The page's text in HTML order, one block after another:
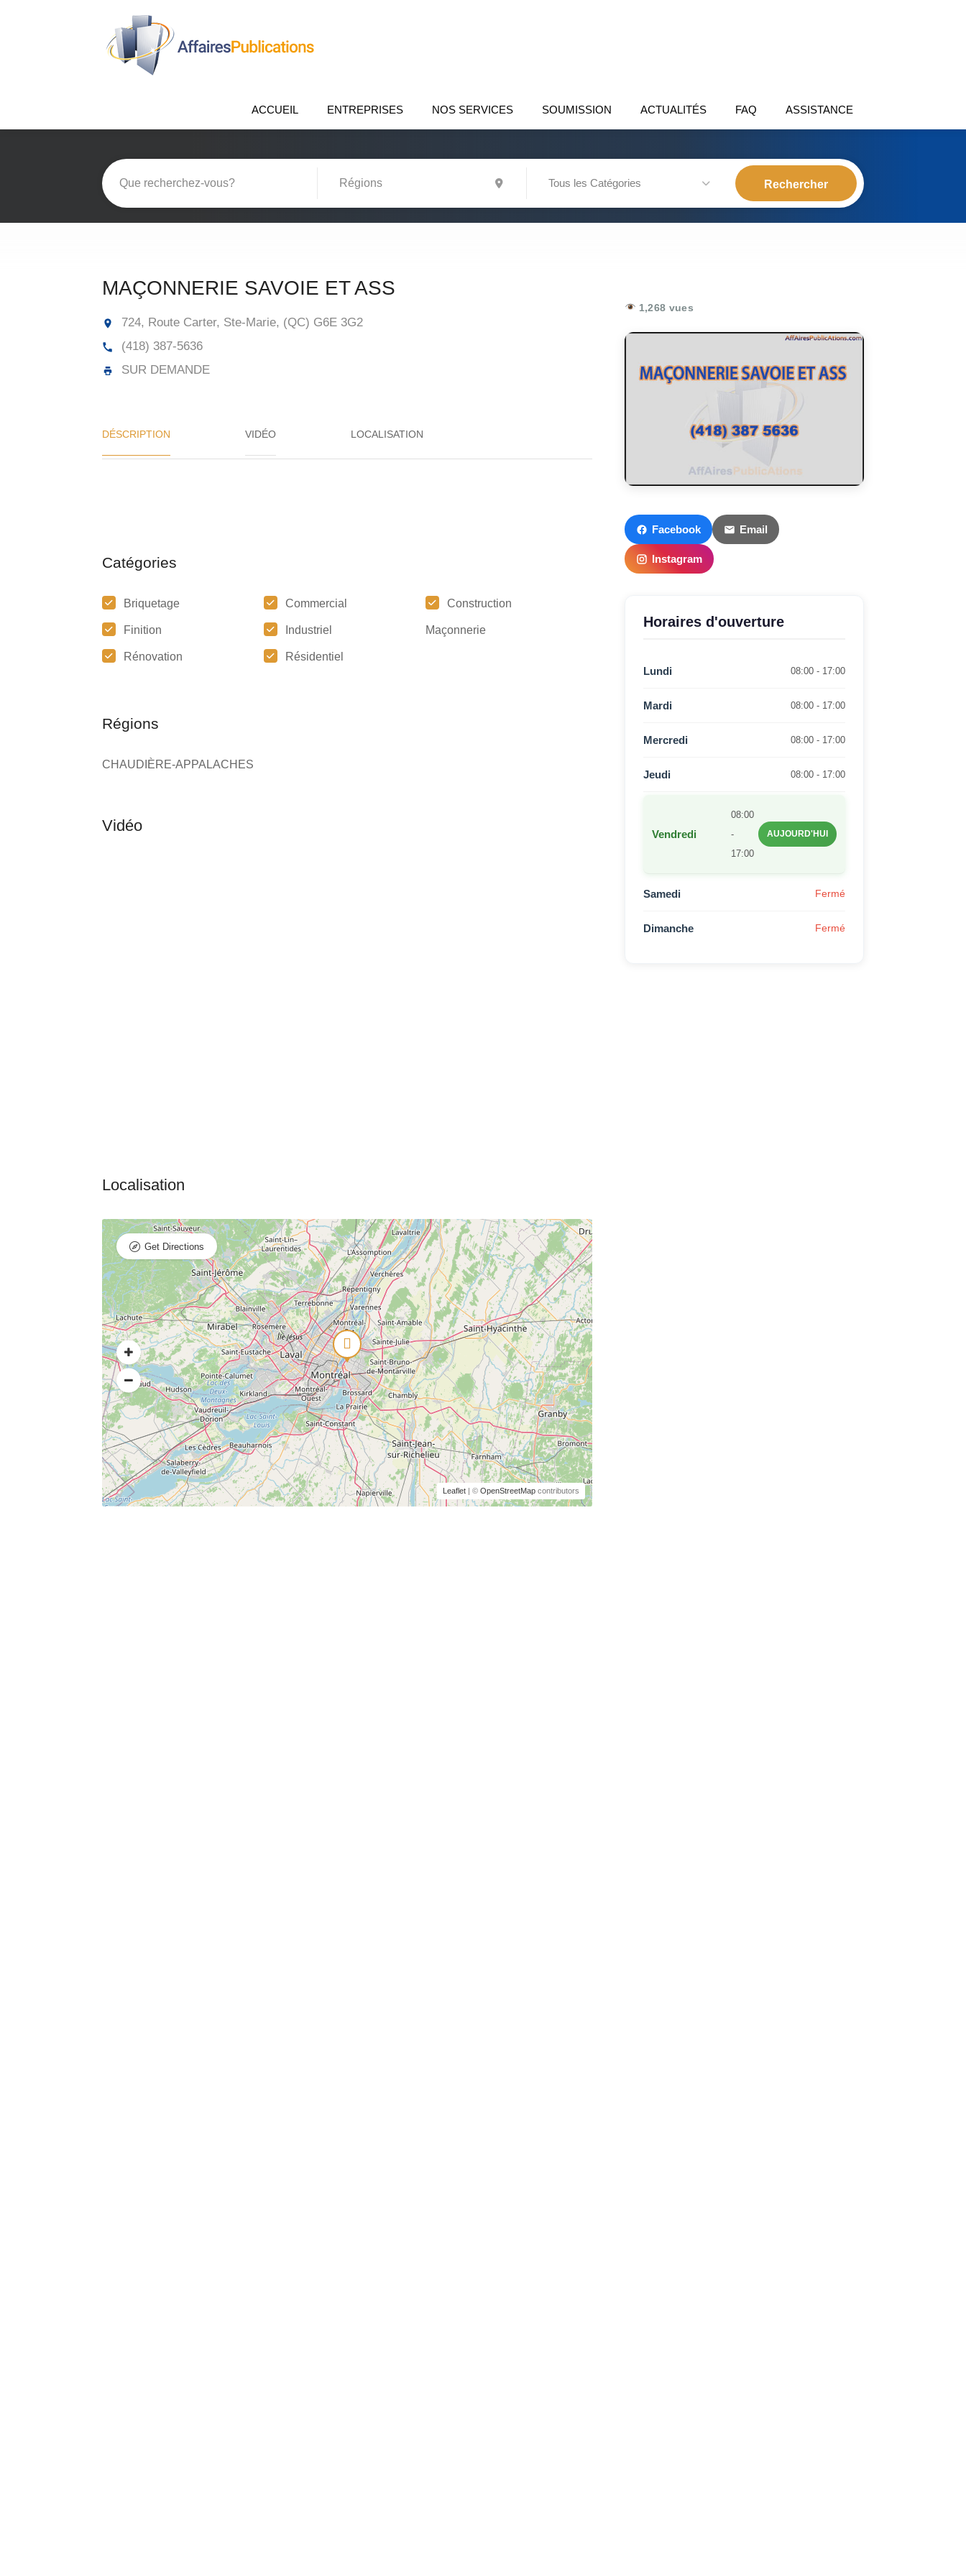
ACCUEIL ENTREPRISES NOS SERVICES SOUMISSION ACTUALITÉS FAQ ASSISTANCE
Tous les Catégories
MAÇONNERIE SAVOIE ET ASS
724, Route Carter, Ste-Marie, (QC) G6E 3G2
(418) 387-5636
SUR DEMANDE
DÉSCRIPTION VIDÉO
Catégories
Briquetage Commercial Construction
Finition Industriel Maçonnerie
Rénovation Résidentiel
Régions
CHAUDIÈRE-APPALACHES
Leaflet| © OpenStreetMapcontributors
Get Directions
1,268 vues
Facebook Email
Instagram
Horaires d'ouverture
Lundi 08:00 - 17:00
Mardi 08:00 - 17:00
Mercredi 08:00 - 17:00
Jeudi 08:00 - 17:00
Vendredi
08:00
-
17:00
AUJOURD'HUI
Samedi Fermé
Dimanche Fermé